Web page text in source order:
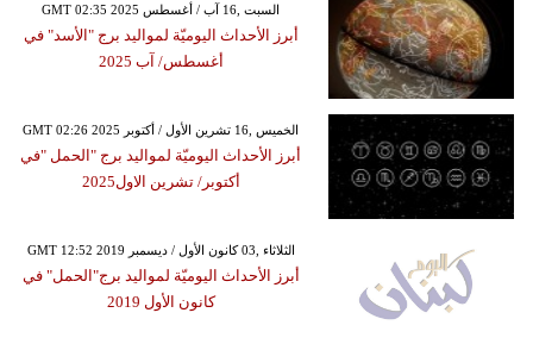
GMT 02:35 2025 السبت ,16 آب / أغسطس
أبرز الأحداث اليوميّة لمواليد برج "الأسد" في
أغسطس/ آب 2025
GMT 02:26 2025 الخميس ,16 تشرين الأول / أكتوبر
أبرز الأحداث اليوميّة لمواليد برج "الحمل "في
أكتوبر/ تشرين الاول2025
GMT 12:52 2019 الثلاثاء ,03 كانون الأول / ديسمبر
أبرز الأحداث اليوميّة لمواليد برج"الحمل" في
كانون الأول 2019